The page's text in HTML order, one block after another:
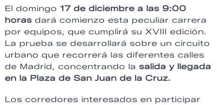
El domingo 17 de diciembre a las 9:00
horas dará comienzo esta peculiar carrera
por equipos, que cumplirá su XVIII edición.
La prueba se desarrollará sobre un circuito
urbano que recorrerá las diferentes calles
de Madrid, concentrando la salida y llegada
en la Plaza de San Juan de la Cruz.
Los corredores interesados en participar